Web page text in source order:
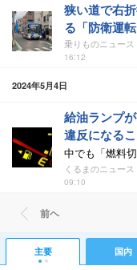
狭い道で右
る「防衛運
乗りものニュース
16:12
2024年5月4日
給油ランプ
違反になる
中でも「燃料
くるまのニュース
09:10
前ヘ
主要 国内